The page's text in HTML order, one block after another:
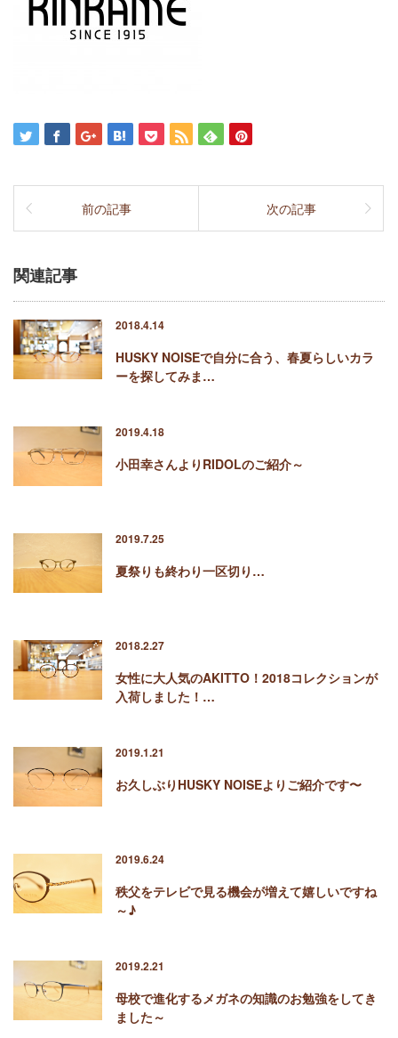
前の記事 次の記事
関連記事
2018.4.14
HUSKY NOISEで自分に合う、春夏らしいカラ
ーを探してみま…
2019.4.18
小田幸さんよりRIDOLのご紹介～
2019.7.25
夏祭りも終わり一区切り…
2018.2.27
女性に大人気のAKITTO！2018コレクションが
入荷しました！…
2019.1.21
お久しぶりHUSKY NOISEよりご紹介です〜
2019.6.24
秩父をテレビで見る機会が増えて嬉しいですね
～♪
2019.2.21
母校で進化するメガネの知識のお勉強をしてき
ました～